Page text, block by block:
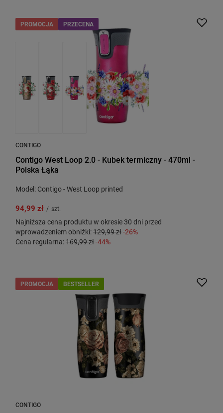
PROMOCJA PRZECENA
CONTIGO
Contigo West Loop 2.0 - Kubek termiczny - 470ml -
Polska Łąka
Model: Contigo - West Loop printed
94,99 zł / szt.
Najniższa cena produktu w okresie 30 dni przed
wprowadzeniem obniżki:129,99 zł-26%
Cena regularna:169,99 zł-44%
PROMOCJA BESTSELLER
CONTIGO